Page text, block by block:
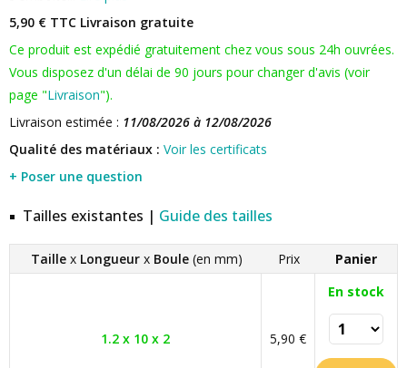
5,90 € TTC Livraison gratuite
Ce produit est expédié gratuitement chez vous sous 24h ouvrées.
Vous disposez d'un délai de 90 jours pour changer d'avis (voir
page "Livraison").
Livraison estimée : 11/08/2026 à 12/08/2026
Qualité des matériaux : Voir les certificats
+ Poser une question
Tailles existantes | Guide des tailles
Taillex Longueurx Boule(en mm) Prix Panier
1.2 x 10 x 2 5,90 €
En stock